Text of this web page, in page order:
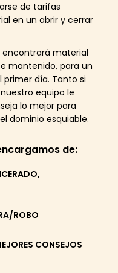
de tarifas
en un abrir y cerrar
encontrará material
mantenido, para un
día. Tanto si
equipo le
lo mejor para
dominio esquiable.
de:
ROBO
CONSEJOS